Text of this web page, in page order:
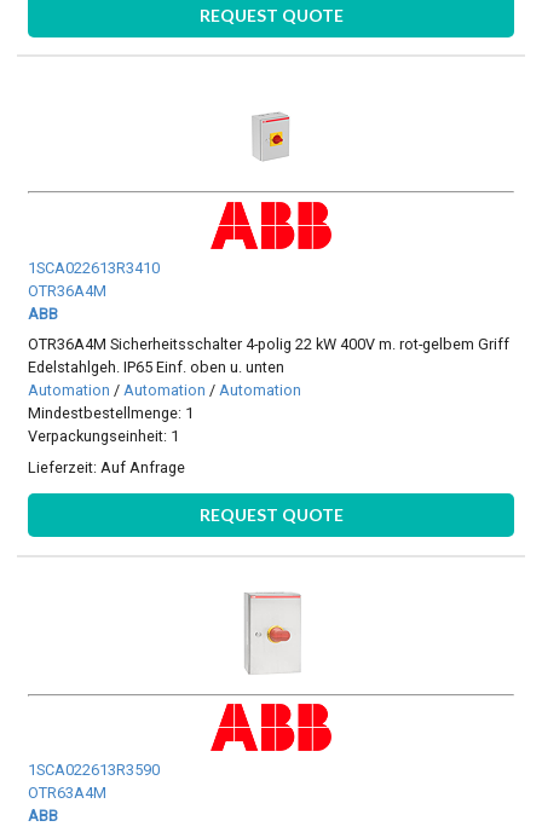
REQUEST QUOTE
1SCA022613R3410
OTR36A4M
ABB
OTR36A4M Sicherheitsschalter 4-polig 22 kW 400V m. rot-gelbem Griff
Edelstahlgeh. IP65 Einf. oben u. unten
Automation /Automation /Automation
Mindestbestellmenge: 1
Verpackungseinheit: 1
Lieferzeit: Auf Anfrage
REQUEST QUOTE
1SCA022613R3590
OTR63A4M
ABB